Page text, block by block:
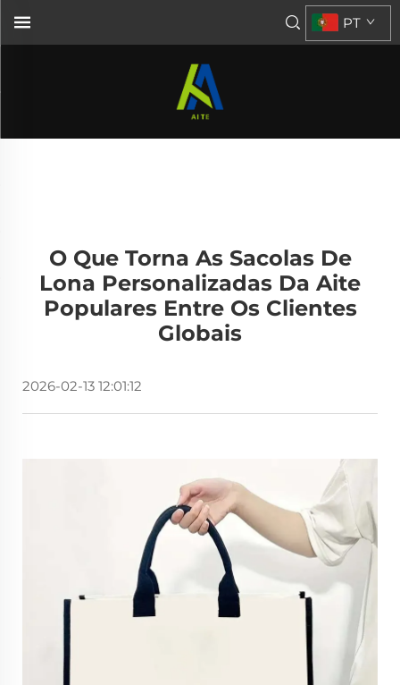
PT
O Que Torna As Sacolas De
Lona Personalizadas Da Aite
Populares Entre Os Clientes
Globais
2026-02-13 12:01:12